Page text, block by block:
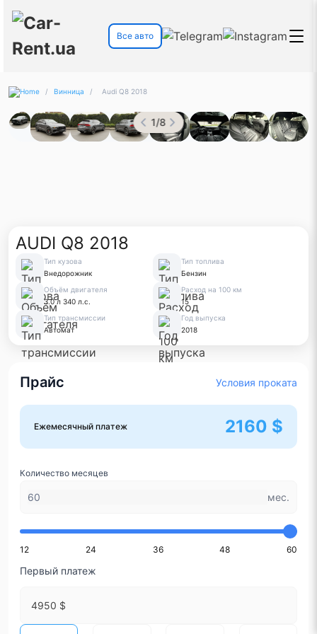
Все авто
/ Винница / Audi Q8 2018
1/8
AUDI Q8 2018
Тип кузова
Внедорожник
Тип топлива
Бензин
Объём двигателя
3.0 л 340 л.с.
Расход на 100 км
15
Тип трансмиссии
Автомат
Год выпуска
2018
Прайс Условия проката
Ежемесячный платеж 2160 $
Количество месяцев
мес.
12 24 36 48 60
Первый платеж
4950 $